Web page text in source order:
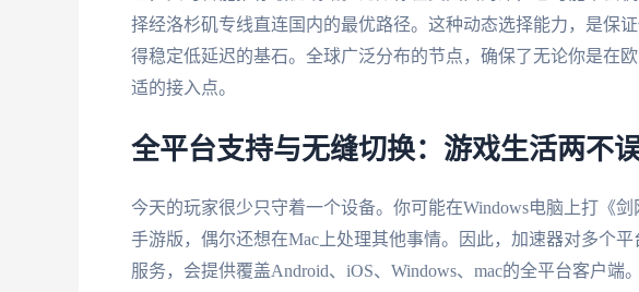
择经洛杉矶专线直连国内的最优路径。这种动态选择能力，是保
得稳定低延迟的基石。全球广泛分布的节点，确保了无论你是在
适的接入点。
全平台支持与无缝切换：游戏生活两不
今天的玩家很少只守着一个设备。你可能在Windows电脑上打《
手游版，偶尔还想在Mac上处理其他事情。因此，加速器对多个
服务，会提供覆盖Android、iOS、Windows、mac的全平台客户